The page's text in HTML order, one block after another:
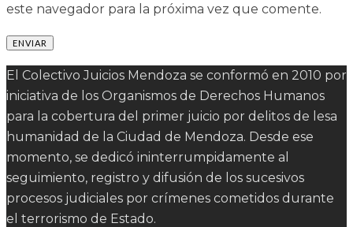
este navegador para la próxima vez que comente.
El Colectivo Juicios Mendoza se conformó en 2010 por
iniciativa de los Organismos de Derechos Humanos
para la cobertura del primer juicio por delitos de lesa
humanidad de la Ciudad de Mendoza. Desde ese
momento, se dedicó ininterrumpidamente al
seguimiento, registro y difusión de los sucesivos
procesos judiciales por crímenes cometidos durante
el terrorismo de Estado.